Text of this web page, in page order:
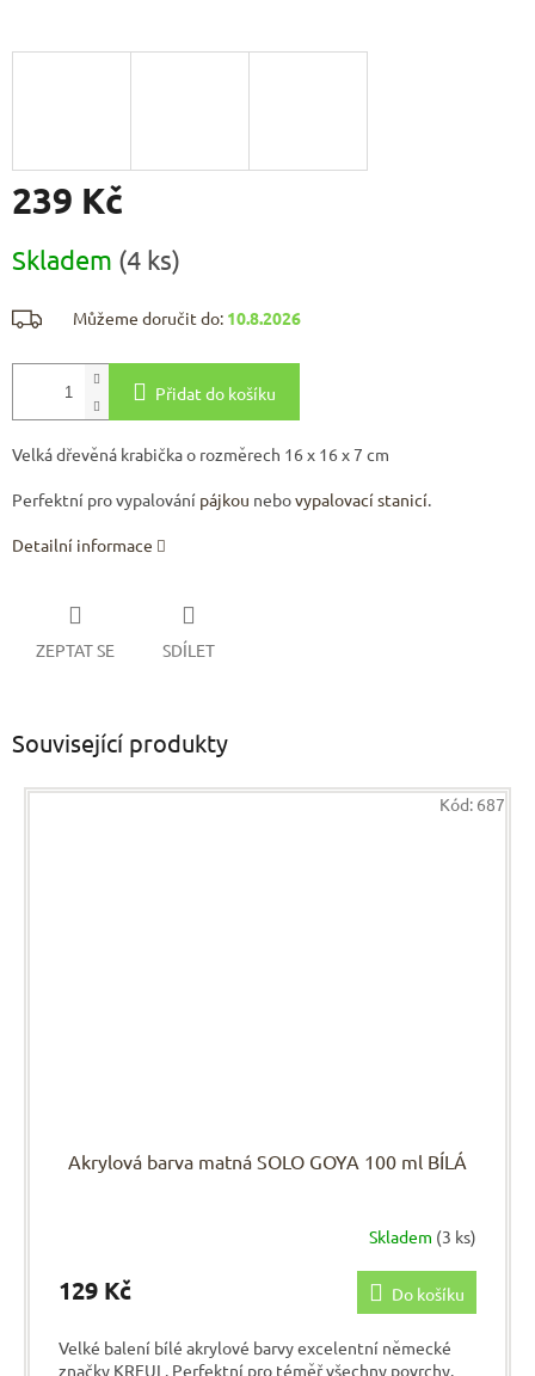
239 Kč
cena:
Skladem (4 ks)
Můžeme doručit do: 10.8.2026
Přidat do košíku
Velká dřevěná krabička o rozměrech 16 x 16 x 7 cm
Perfektní pro vypalování pájkou nebovypalovací stanicí.
Detailní informace
ZEPTAT SE SDÍLET
Související produkty
Akrylová barva matná SOLO GOYA 100 ml BÍLÁ
Skladem (3 ks)
129 Kč Do košíku
Velké balení bílé akrylové barvy excelentní německé
značky KREUL. Perfektní pro téměř všechny povrchy.
Kód: 687